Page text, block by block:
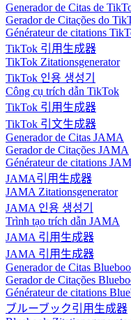
Generador de Citas de
Gerador de Citações do
Générateur de citations
TikTok 引用生成器
TikTok Zitationsgenerator
TikTok 인용 생성기
Công cụ trích dẫn TikTok
TikTok 引用生成器
TikTok 引文生成器
Generador de Citas JAMA
Gerador de Citações JAMA
Générateur de citations
JAMA引用生成器
JAMA Zitationsgenerator
JAMA 인용 생성기
Trình tạo trích dẫn JAMA
JAMA 引用生成器
JAMA 引用生成器
Generador de Citas
Gerador de Citações
Générateur de citations
ブルーブック引用生成器